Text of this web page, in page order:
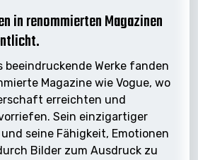
in renommierten Magazinen
beeindruckende Werke fanden
Magazine wie Vogue, wo
erreichten und
Sein einzigartiger
seine Fähigkeit, Emotionen
Bilder zum Ausdruck zu